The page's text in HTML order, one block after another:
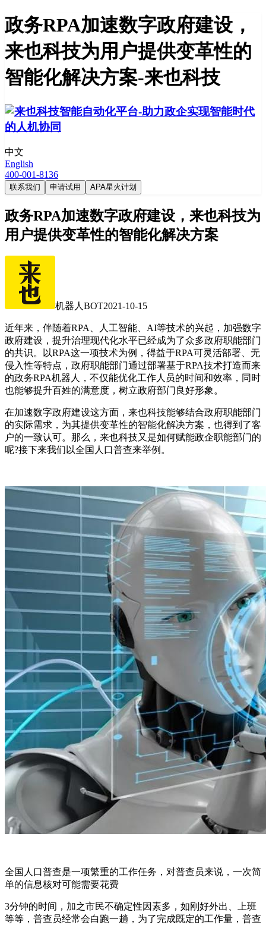
政务RPA加速数字政府建设，
来也科技为用户提供变革性的
智能化解决方案-来也科技
中文
English
400-001-8136
联系我们 申请试用 APA星火计划
政务RPA加速数字政府建设，来也科技为
用户提供变革性的智能化解决方案
机器人BOT2021-10-15
近年来，伴随着RPA、人工智能、AI等技术的兴起，加强数字
政府建设，提升治理现代化水平已经成为了众多政府职能部门
的共识。以RPA这一项技术为例，得益于RPA可灵活部署、无
侵入性等特点，政府职能部门通过部署基于RPA技术打造而来
的政务RPA机器人，不仅能优化工作人员的时间和效率，同时
也能够提升百姓的满意度，树立政府部门良好形象。
在加速数字政府建设这方面，来也科技能够结合政府职能部门
的实际需求，为其提供变革性的智能化解决方案，也得到了客
户的一致认可。那么，来也科技又是如何赋能政企职能部门的
呢?接下来我们以全国人口普查来举例。
全国人口普查是一项繁重的工作任务，对普查员来说，一次简
单的信息核对可能需要花费
3分钟的时间，加之市民不确定性因素多，如刚好外出、上班
等等，普查员经常会白跑一趟，为了完成既定的工作量，普查